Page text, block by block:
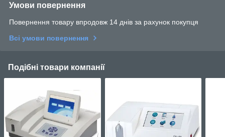
Умови повернення
Повернення товару впродовж 14 днів за рахунок покупця
Всі умови повернення
Подібні товари компанії